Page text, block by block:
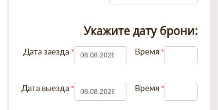
Укажите дату брони:
Дата заезда Время
Дата выезда Время